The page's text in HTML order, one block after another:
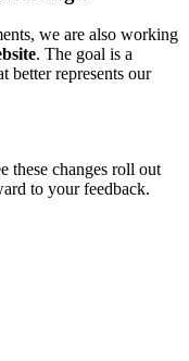
we are also working
. The goal is a
better represents our
these changes roll out
to your feedback.